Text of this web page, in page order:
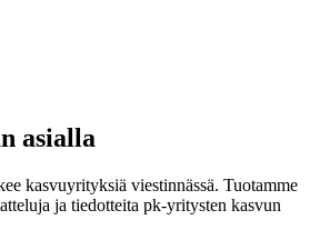
asialla
kasvuyrityksiä viestinnässä. Tuotamme
ja tiedotteita pk-yritysten kasvun